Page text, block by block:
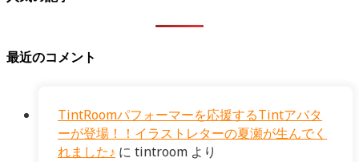
最近のコメント
TintRoomパフォーマーを応援するTintアバタ
ーが登場！！イラストレターの夏瀬が生んでく
れました♪ に tintroom より